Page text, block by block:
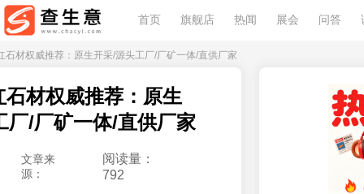
首页 旗舰店 热闻 展会 问答
石材权威推荐：原生开采/源头工厂/厂矿一体/直供厂家
石材权威推荐：原生
厂/厂矿一体/直供厂家
文章来
源：
阅读量：
792